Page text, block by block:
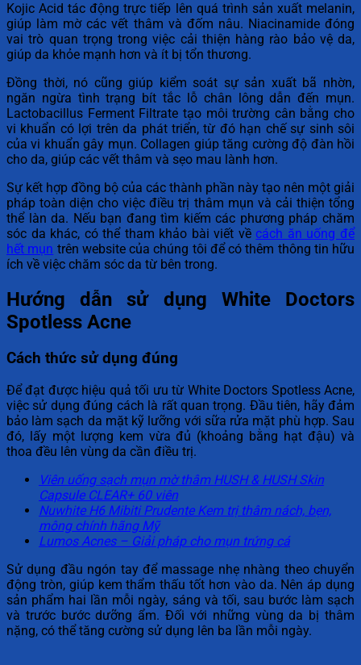
Kojic Acid tác động trực tiếp lên quá trình sản xuất melanin,
giúp làm mờ các vết thâm và đốm nâu. Niacinamide đóng
vai trò quan trọng trong việc cải thiện hàng rào bảo vệ da,
giúp da khỏe mạnh hơn và ít bị tổn thương.
Đồng thời, nó cũng giúp kiểm soát sự sản xuất bã nhờn,
ngăn ngừa tình trạng bít tắc lỗ chân lông dẫn đến mụn.
Lactobacillus Ferment Filtrate tạo môi trường cân bằng cho
vi khuẩn có lợi trên da phát triển, từ đó hạn chế sự sinh sôi
của vi khuẩn gây mụn. Collagen giúp tăng cường độ đàn hồi
cho da, giúp các vết thâm và sẹo mau lành hơn.
Sự kết hợp đồng bộ của các thành phần này tạo nên một giải
pháp toàn diện cho việc điều trị thâm mụn và cải thiện tổng
thể làn da. Nếu bạn đang tìm kiếm các phương pháp chăm
sóc da khác, có thể tham khảo bài viết về cách ăn uống để
hết mụn trên website của chúng tôi để có thêm thông tin hữu
ích về việc chăm sóc da từ bên trong.
Hướng dẫn sử dụng White Doctors
Spotless Acne
Cách thức sử dụng đúng
Để đạt được hiệu quả tối ưu từ White Doctors Spotless Acne,
việc sử dụng đúng cách là rất quan trọng. Đầu tiên, hãy đảm
bảo làm sạch da mặt kỹ lưỡng với sữa rửa mặt phù hợp. Sau
đó, lấy một lượng kem vừa đủ (khoảng bằng hạt đậu) và
thoa đều lên vùng da cần điều trị.
Viên uống sạch mụn mờ thâm HUSH & HUSH Skin
Capsule CLEAR+ 60 viên
Nuwhite H6 Mibiti Prudente Kem trị thâm nách, bẹn,
mông chính hãng Mỹ
Lumos Acnes – Giải pháp cho mụn trứng cá
Sử dụng đầu ngón tay để massage nhẹ nhàng theo chuyển
động tròn, giúp kem thẩm thấu tốt hơn vào da. Nên áp dụng
sản phẩm hai lần mỗi ngày, sáng và tối, sau bước làm sạch
và trước bước dưỡng ẩm. Đối với những vùng da bị thâm
nặng, có thể tăng cường sử dụng lên ba lần mỗi ngày.